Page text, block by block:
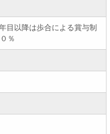
目以降は歩合による賞与制
％